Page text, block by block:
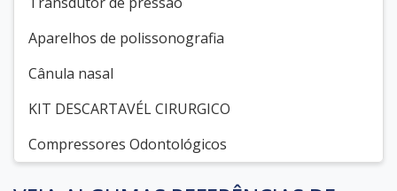
Aparelhos de polissonografia
Cânula nasal
KIT DESCARTAVÉL CIRURGICO
Compressores Odontológicos